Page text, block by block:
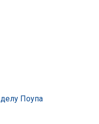
Поупа